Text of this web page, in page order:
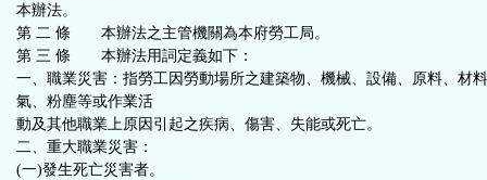
本辦法。
第 二 條 本辦法之主管機關為本府勞工局。
第 三 條 本辦法用詞定義如下：
一、職業災害：指勞工因勞動場所之建築物、機械、設備、原料、材
氣、粉塵等或作業活
動及其他職業上原因引起之疾病、傷害、失能或死亡。
二、重大職業災害：
(一)發生死亡災害者。